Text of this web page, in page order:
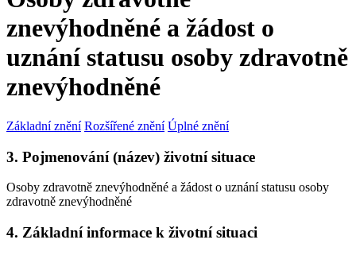
znevýhodněné a žádost o
uznání statusu osoby zdravotně
znevýhodněné
Základní znění Rozšířené znění Úplné znění
3. Pojmenování (název) životní situace
Osoby zdravotně znevýhodněné a žádost o uznání statusu osoby
zdravotně znevýhodněné
4. Základní informace k životní situaci